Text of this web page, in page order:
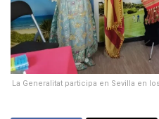
La Generalitat participa en Sevilla en